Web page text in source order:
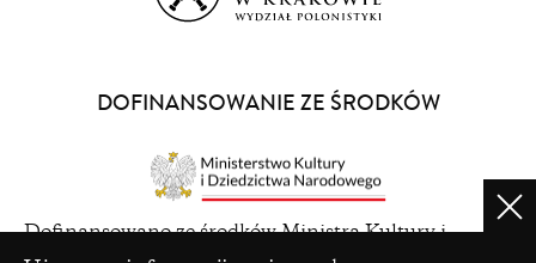
Ustawienia plików cookie
DOFINANSOWANIE ZE ŚRODKÓW
Dofinansowano ze środków Ministra Kultury i